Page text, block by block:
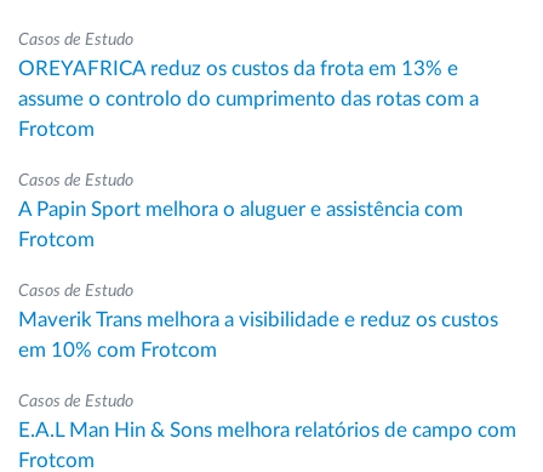
Casos de Estudo
OREYAFRICA reduz os custos da frota em 13% e
assume o controlo do cumprimento das rotas com a
Frotcom
Casos de Estudo
A Papin Sport melhora o aluguer e assistência com
Frotcom
Casos de Estudo
Maverik Trans melhora a visibilidade e reduz os custos
em 10% com Frotcom
Casos de Estudo
E.A.L Man Hin & Sons melhora relatórios de campo com
Frotcom